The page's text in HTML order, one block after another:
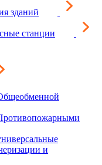
зданий
станции
и